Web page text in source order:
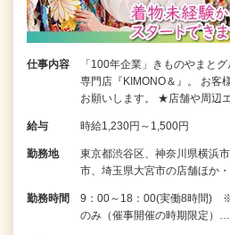
仕事内容
「100年企業」きものやまと
専門店『KIMONO＆』。 お客
お願いします。 ★店舗や周辺
給与 時給1,230円～1,500円
勤務地
東京都渋谷区、神奈川県横浜
市、埼玉県大宮市の店舗ほか
勤務時間
9：00～18：00(実働8時間)
のみ（催事開催の時期限定）…